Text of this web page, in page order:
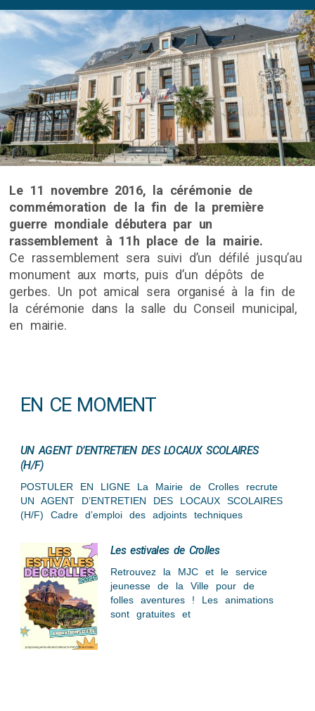
Le 11 novembre 2016, la cérémonie de
commémoration de la fin de la première
guerre mondiale débutera par un
rassemblement à 11h place de la mairie.
Ce rassemblement sera suivi d’un défilé jusqu’au
monument aux morts, puis d’un dépôts de
gerbes. Un pot amical sera organisé à la fin de
la cérémonie dans la salle du Conseil municipal,
en mairie.
EN CE MOMENT
UN AGENT D’ENTRETIEN DES LOCAUX SCOLAIRES
(H/F)
POSTULER EN LIGNE La Mairie de Crolles recrute
UN AGENT D’ENTRETIEN DES LOCAUX SCOLAIRES
(H/F) Cadre d’emploi des adjoints techniques
Les estivales de Crolles
Retrouvez la MJC et le service
jeunesse de la Ville pour de
folles aventures ! Les animations
sont gratuites et